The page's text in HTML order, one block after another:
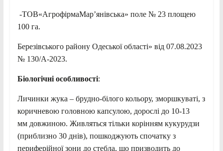
-ТОВ«АгрофірмаМар’янівська» поле № 23 площею
100 га.
Березівського району Одеської області» від 07.08.2023
№ 130/А-2023.
Біологічні особливості:
Личинки жука – брудно-білого кольору, зморшкуваті, з
коричневою головною капсулою, дорослі до 10-13
мм довжиною. Живляться тільки корінням кукурудзи
(приблизно 30 днів), пошкоджують спочатку з
периферійної зони до стебла, що призводить до